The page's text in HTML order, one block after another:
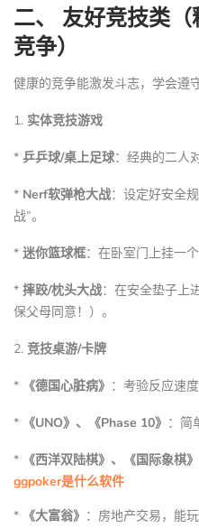
二、 友好竞技类
竞争）
健康的竞争能激发斗志，学会遵
1. 实体竞技游戏
* 乒乒球/桌上足球：经典的二人
* Nerf软弹枪大战：设定好安全
战”。
* 迷你篮球框：在卧室门上挂一
* 摔跤/枕头大战：在安全垫子上
保父母同意！）。
2. 竞技桌游/卡牌
* 《德国心脏病》 ：考验反应速
* 《UNO》、《Phase 10》 ：简
* 《西洋双陆棋》、《国际象棋》
ggpoker是什么软件
* 《大富翁》 ：房地产交易，能